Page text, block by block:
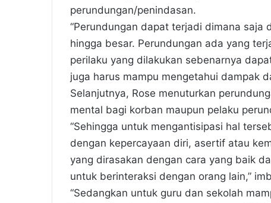
perundungan/penindasan.
“Perundungan dapat terjadi dimana saja
hingga besar. Perundungan ada yang
perilaku yang dilakukan sebenarnya
juga harus mampu mengetahui dampak
Selanjutnya, Rose menuturkan
mental bagi korban maupun pelaku
“Sehingga untuk mengantisipasi hal
dengan kepercayaan diri, asertif atau
yang dirasakan dengan cara yang baik
untuk berinteraksi dengan orang lain,”
“Sedangkan untuk guru dan sekolah